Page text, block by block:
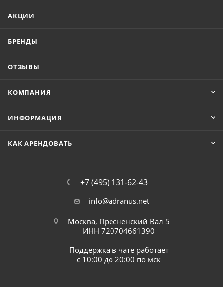
АКЦИИ
БРЕНДЫ
ОТЗЫВЫ
КОМПАНИЯ
ИНФОРМАЦИЯ
КАК АРЕНДОВАТЬ
+7 (495) 131-62-43
info@adranus.net
Москва, Пресненский Вал 5
ИНН 720704661390
Поддержка в чате работает
с 10:00 до 20:00 по мск